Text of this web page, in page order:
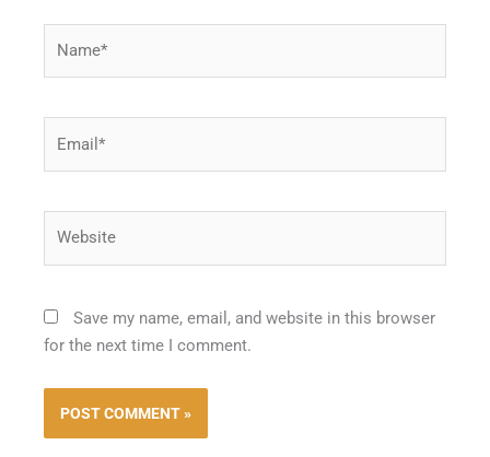
Save my name, email, and website in this browser
for the next time I comment.